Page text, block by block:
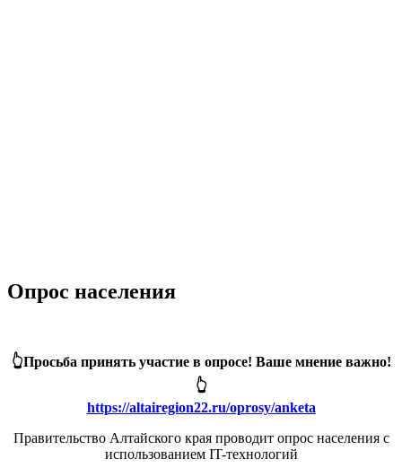
Опрос населения
👆Просьба принять участие в опросе! Ваше мнение важно!
👆
https://altairegion22.ru/oprosy/anketa
Правительство Алтайского края проводит опрос населения с
использованием IT-технологий